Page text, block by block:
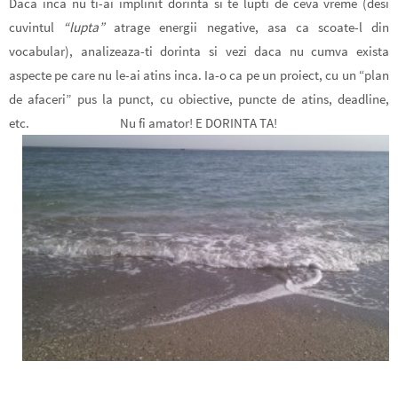
cuvintul “lupta”atrage energii negative, asa ca scoate-l din
vocabular), analizeaza-ti dorinta si vezi daca nu cumva exista
aspecte pe care nu le-ai atins inca. Ia-o ca pe un proiect, cu un “plan
de afaceri” pus la punct, cu obiective, puncte de atins, deadline,
etc. Nu fi amator! E DORINTA TA!